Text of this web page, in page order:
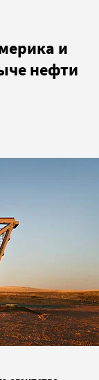
и
нефти